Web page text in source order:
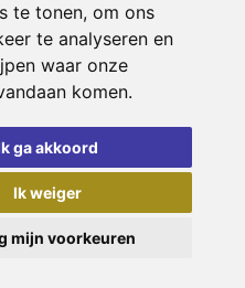
te tonen, om ons
te analyseren en
waar onze
komen.
ga akkoord
Ik weiger
mijn voorkeuren
03/10/2026
10/2026
- 10/10/2026
B-8755 Ruiselede - +32